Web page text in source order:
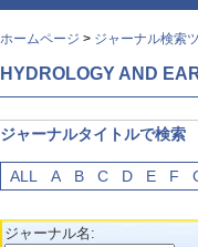
ホームページ > ジャーナル検索
HYDROLOGY AND
ジャーナルタイトルで検索
ALL A B C D E F
ジャーナル名: